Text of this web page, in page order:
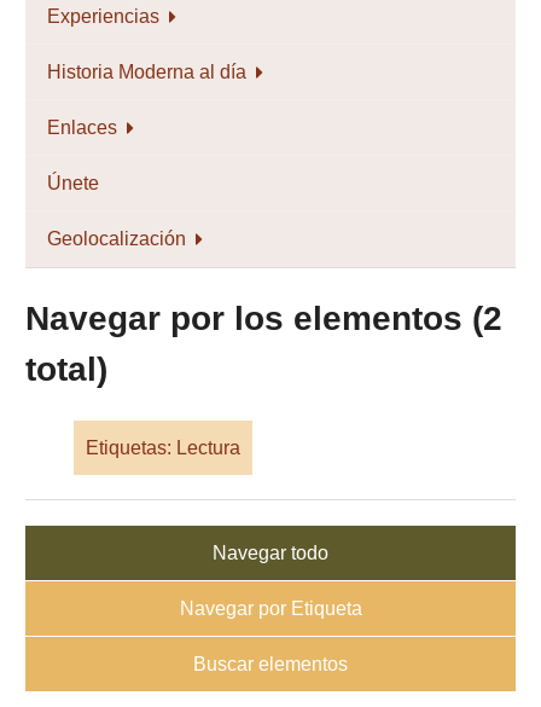
Experiencias
Historia Moderna al día
Enlaces
Únete
Geolocalización
Navegar por los elementos (2
total)
Etiquetas: Lectura
Navegar todo
Navegar por Etiqueta
Buscar elementos